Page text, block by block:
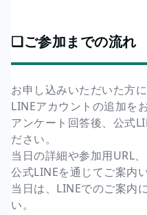
❏ご参加までの流れ
お申し込みいただいた方
LINEアカウントの追加を
アンケート回答後、公式
ださい。
当日の詳細や参加用URL
公式LINEを通じてご案内
当日は、LINEでのご案内
い。